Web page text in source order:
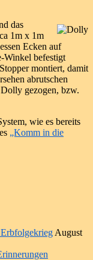
das
1m x 1m
Ecken auf
Winkel befestigt
montiert, damit
abrutschen
gezogen, bzw.
wie es bereits
„Komm in die
August